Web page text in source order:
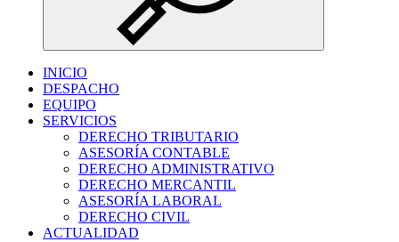
INICIO
DESPACHO
EQUIPO
SERVICIOS
DERECHO TRIBUTARIO
ASESORÍA CONTABLE
DERECHO ADMINISTRATIVO
DERECHO MERCANTIL
ASESORÍA LABORAL
DERECHO CIVIL
ACTUALIDAD